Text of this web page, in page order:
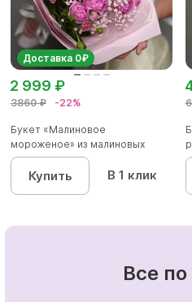
Доставка 0₽
3860 ₽ -22%
2 999 ₽
Букет «Малиновое
мороженое» из малиновых
пионовидных ро...
Купить В 1 клик
Все